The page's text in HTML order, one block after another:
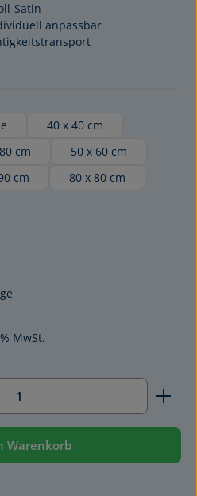
Satin
anpassbar
40 x 40 cm
cm
50 x 60 cm
cm 80 x 80 cm
MwSt.
gewünschten Wert ein
Warenkorb